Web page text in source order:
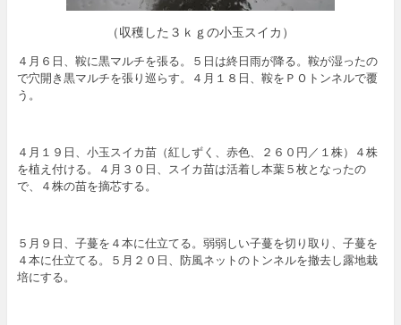
（収穫した３ｋｇの小玉スイカ）
４月６日、鞍に黒マルチを張る。５日は終日雨が降る。鞍が湿ったの
で穴開き黒マルチを張り巡らす。４月１８日、鞍をＰＯトンネルで覆
う。
４月１９日、小玉スイカ苗（紅しずく、赤色、２６０円／１株）４株
を植え付ける。４月３０日、スイカ苗は活着し本葉５枚となったの
で、４株の苗を摘芯する。
５月９日、子蔓を４本に仕立てる。弱弱しい子蔓を切り取り、子蔓を
４本に仕立てる。５月２０日、防風ネットのトンネルを撤去し露地栽
培にする。